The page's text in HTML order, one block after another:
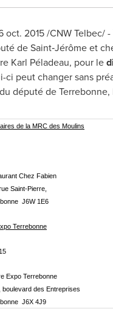
oct. 2015/CNW Telbec/
de Saint‑Jérôme et
Karl Péladeau, pour le
ci peut changer sans
député deTerrebonne,
de la MRC des Moulins
Chez Fabien
Saint-Pierre,
J6W 1E6
Terrebonne
Expo Terrebonne
boulevard des Entreprises
J6X 4J9